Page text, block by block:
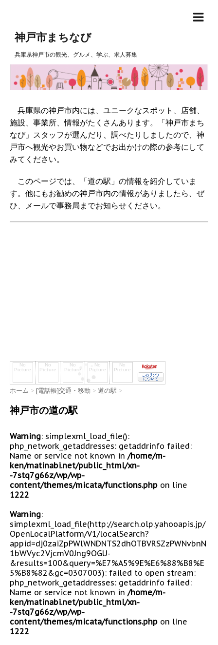
神戸市まちなび
兵庫県神戸市の観光、グルメ、学ぶ、求人募集
兵庫県の神戸市内には、ユニークなスポット、店舗、
施設、事業所、情報がたくさんあります。「神戸市まち
なび」スタッフが選んだり、調べたりしましたので、神
戸市へ観光やお買い物などでお出かけの際の参考にして
みてください。
このページでは、「道の駅」の情報を紹介していま
す。他にもお勧めの神戸市内の情報がありましたら、ぜ
ひ、メールで事務局までお知らせください。
ホーム > [電話帳]交通・移動 > 道の駅 >
神戸市の道の駅
Warning: simplexml_load_file():
php_network_getaddresses: getaddrinfo failed:
Name or service not known in /home/m-
ken/matinabi.net/public_html/xn-
-7stq7g66z/wp/wp-
content/themes/micata/functions.php on line
1222
Warning:
simplexml_load_file(http://search.olp.yahooapis.jp/
OpenLocalPlatform/V1/localSearch?
appid=dj0zaiZpPWlWNDNTS2dhOTBVRSZzPWNvbnN
1bWVyc2VjcmV0Jng9OGU-
&results=100&query=%E7%A5%9E%E6%88%B8%E
5%B8%82&gc=0307003): failed to open stream:
php_network_getaddresses: getaddrinfo failed:
Name or service not known in /home/m-
ken/matinabi.net/public_html/xn-
-7stq7g66z/wp/wp-
content/themes/micata/functions.php on line
1222